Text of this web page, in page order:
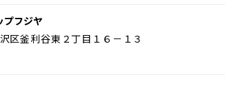
プフジヤ
釜利谷東２丁目１６－１３